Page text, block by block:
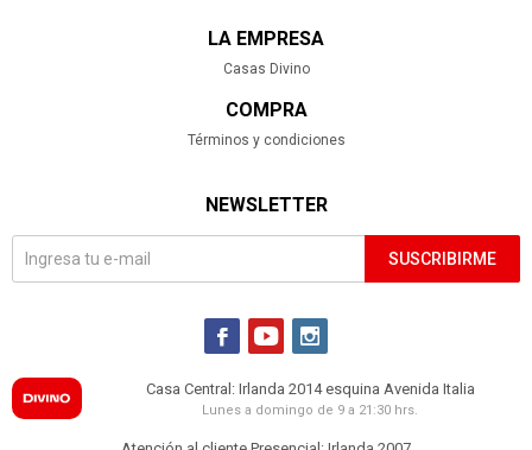
LA EMPRESA
Casas Divino
COMPRA
Términos y condiciones
NEWSLETTER
SUSCRIBIRME
  
Casa Central: Irlanda 2014 esquina Avenida Italia
Lunes a domingo de 9 a 21:30 hrs.